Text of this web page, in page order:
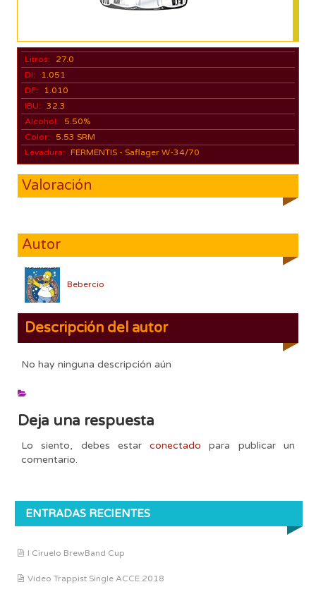
Litros:
27.0
DI:
1.051
DF:
1.010
IBU: 32.3
Alcohol:
5.50%
Color:
5.53 SRM
Levadura: FERMENTIS - Saflager W-34/70
Valoración
Autor
Bebercio
Descripción del autor
No hay ninguna descripción aún
Deja una respuesta
Lo siento, debes estarconectado para publicar un
comentario.
ENTRADAS RECIENTES
I Ciruelo BrewBand Cup
Vídeo Trappist Single ACCE 2018